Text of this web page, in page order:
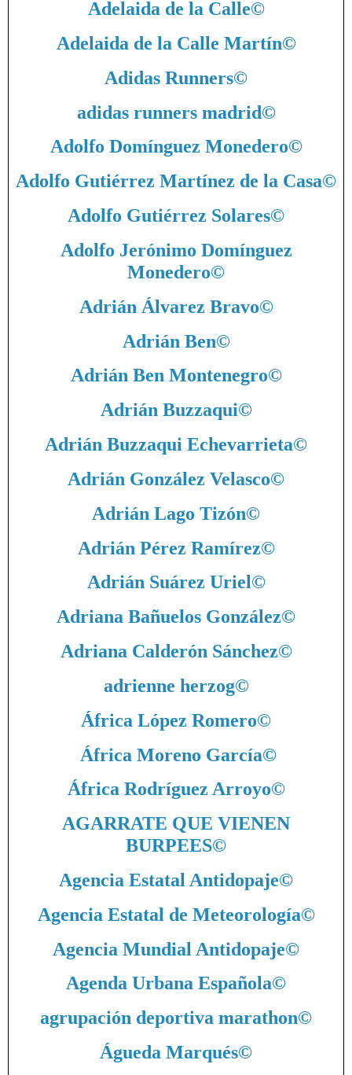
Adelaida de la Calle©
Adelaida de la Calle Martín©
Adidas Runners©
adidas runners madrid©
Adolfo Domínguez Monedero©
Adolfo Gutiérrez Martínez de la Casa©
Adolfo Gutiérrez Solares©
Adolfo Jerónimo Domínguez
Monedero©
Adrián Álvarez Bravo©
Adrián Ben©
Adrián Ben Montenegro©
Adrián Buzzaqui©
Adrián Buzzaqui Echevarrieta©
Adrián González Velasco©
Adrián Lago Tizón©
Adrián Pérez Ramírez©
Adrián Suárez Uriel©
Adriana Bañuelos González©
Adriana Calderón Sánchez©
adrienne herzog©
África López Romero©
África Moreno García©
África Rodríguez Arroyo©
AGARRATE QUE VIENEN
BURPEES©
Agencia Estatal Antidopaje©
Agencia Estatal de Meteorología©
Agencia Mundial Antidopaje©
Agenda Urbana Española©
agrupación deportiva marathon©
Águeda Marqués©